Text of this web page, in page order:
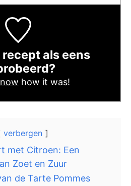
recept als eens
how it was!
verbergen
met Citroen: Een
Zoet en Zuur
de Tarte Pommes